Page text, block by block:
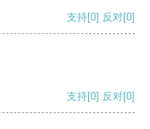
支持[0] 反对[0]
支持[0] 反对[0]